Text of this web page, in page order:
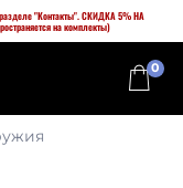
разделе "Контакты". СКИДКА 5% НА
на комплекты)
0